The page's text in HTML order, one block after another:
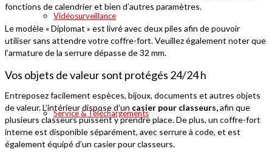
Vidéosurveillance
Service & Téléchargements
fonctions de calendrier et bien d’autres paramètres.
Le modèle « Diplomat » est livré avec deux piles afin de pouvoir
utiliser sans attendre votre coffre-fort. Veuillez également noter que
l’armature de la serrure dépasse de 32 mm.
Vos objets de valeur sont protégés 24/24 h
Entreposez facilement espèces, bijoux, documents et autres objets
de valeur. L’intérieur dispose d’un casier pour classeurs,afin que
plusieurs classeurs puissent y prendre place. De plus, un coffre-fort
interne est disponible séparément, avec serrure à code, et est
également équipé d’un casier pour classeurs.